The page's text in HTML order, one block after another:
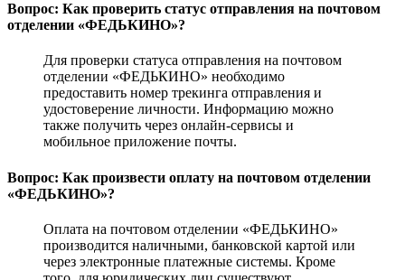
Вопрос: Как проверить статус отправления на почтовом
отделении «ФЕДЬКИНО»?
Для проверки статуса отправления на почтовом
отделении «ФЕДЬКИНО» необходимо
предоставить номер трекинга отправления и
удостоверение личности. Информацию можно
также получить через онлайн-сервисы и
мобильное приложение почты.
Вопрос: Как произвести оплату на почтовом отделении
«ФЕДЬКИНО»?
Оплата на почтовом отделении «ФЕДЬКИНО»
производится наличными, банковской картой или
через электронные платежные системы. Кроме